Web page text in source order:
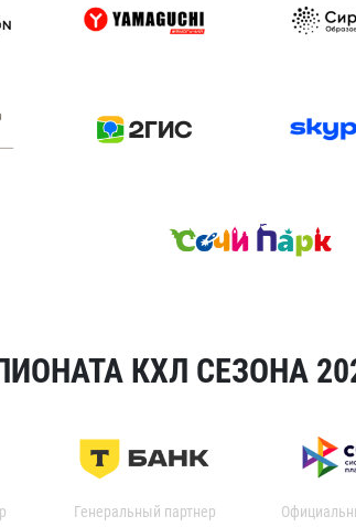
КХЛ СЕЗОНА
Генеральный партнер